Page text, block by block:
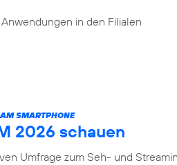
in den Filialen
SMARTPHONE
2026 schauen
Umfrage zum Seh- und